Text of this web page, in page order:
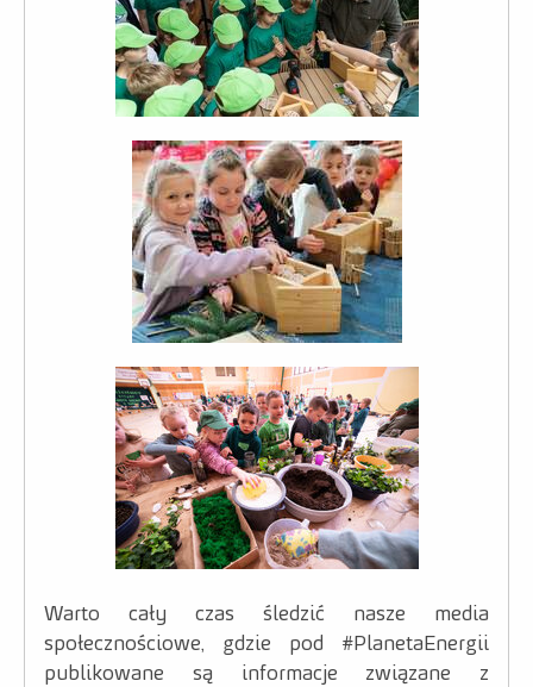
Warto cały czas śledzić nasze media
społecznościowe, gdzie pod #PlanetaEnergii
publikowane są informacje związane z